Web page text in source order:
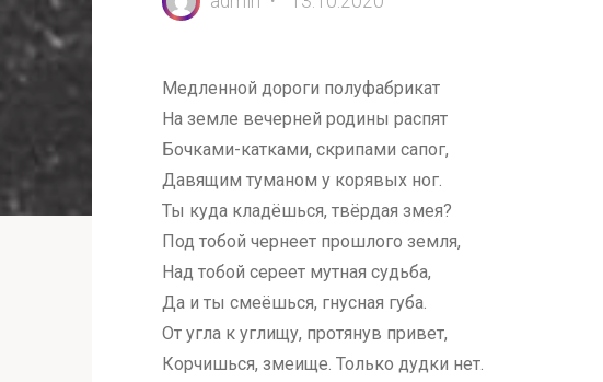
Медленной дороги полуфабрикат
На земле вечерней родины распят
Бочками-катками, скрипами сапог,
Давящим туманом у корявых ног.
Ты куда кладёшься, твёрдая змея?
Под тобой чернеет прошлого земля,
Над тобой сереет мутная судьба,
Да и ты смеёшься, гнусная губа.
От угла к углищу, протянув привет,
Корчишься, змеище. Только дудки нет.